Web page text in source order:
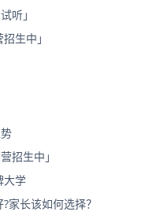
听」
生中」
招生中」
大学
家长该如何选择？